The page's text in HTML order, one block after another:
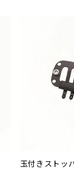
玉付きストッ